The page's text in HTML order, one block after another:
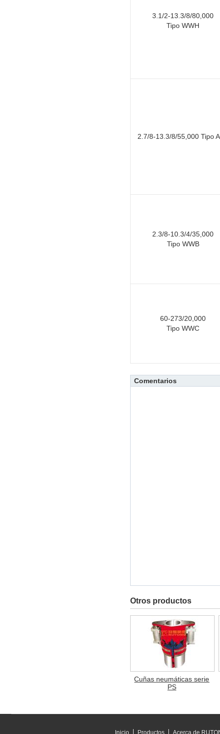
3.1/2-13.3/8/80,000
Tipo WWH
2.7/8-13.3/8/55,000 Tipo
2.3/8-10.3/4/35,000
Tipo WWB
60-273/20,000
Tipo WWC
Comentarios
Otros productos
Cuñas neumáticas serie
PS
Inicio Productos Acerca de